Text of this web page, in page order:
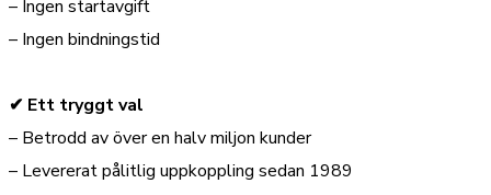
– Ingen startavgift
– Ingen bindningstid
✔ Ett tryggt val
– Betrodd av över en halv miljon kunder
– Levererat pålitlig uppkoppling sedan 1989